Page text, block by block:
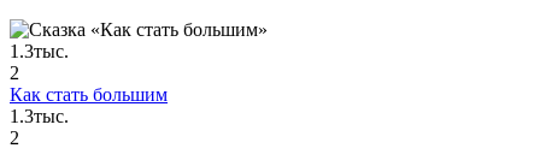
1.3тыс.
2
Как стать большим
1.3тыс.
2